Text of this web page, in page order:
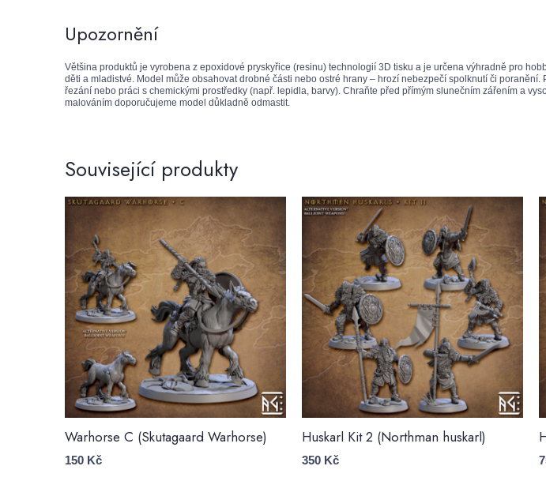
Upozornění
Většina produktů je vyrobena z epoxidové pryskyřice (resinu) technologií 3D tisku a je určena výhradně pro
děti a mladistvé. Model může obsahovat drobné části nebo ostré hrany – hrozí nebezpečí spolknutí či
řezání nebo práci s chemickými prostředky (např. lepidla, barvy). Chraňte před přímým slunečním zářením a
malováním doporučujeme model důkladně odmastit.
Související produkty
Warhorse C (Skutagaard Warhorse)
150 Kč
Huskarl Kit 2 (Northman huskarl)
350 Kč